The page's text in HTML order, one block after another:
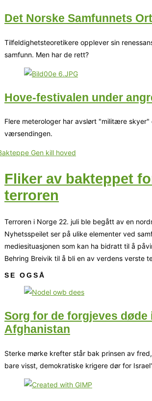
Det Norske Samfunnets
Tilfeldighetsteoretikere opplever sin
samfunn. Men har de rett?
Hove-festivalen under
Flere meterologer har avslørt "militære skyer"
værsendingen.
Fliker av bakteppet
terroren
Terroren i Norge 22. juli ble begått av en
Nyhetsspeilet ser på ulike elementer ved
mediesituasjonen som kan ha bidratt til å
Behring Breivik til å bli en av verdens verste
SE OGSÅ
Sorg for de forgjeves døde
Afghanistan
Sterke mørke krefter står bak prinsen av
bare visst, demokratiske krigere dør for